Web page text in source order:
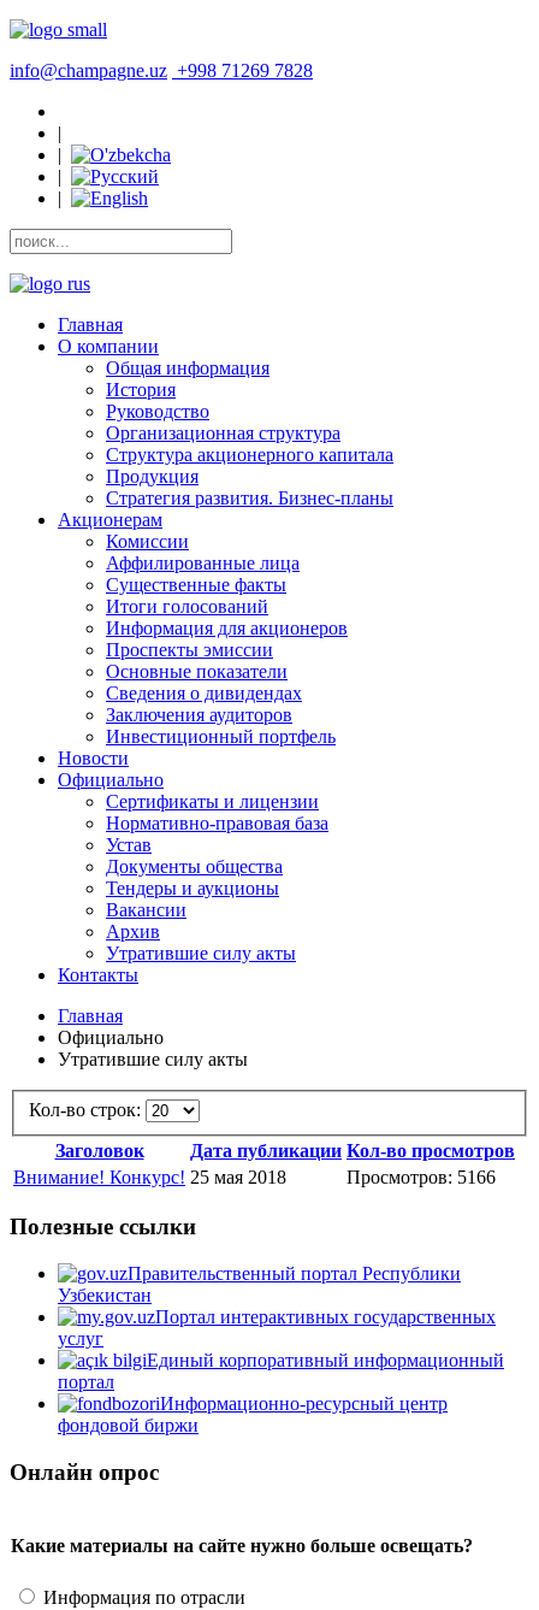
info@champagne.uz +998 71269 7828
|
|
|
|
Главная
О компании
Общая информация
История
Руководство
Организационная структура
Структура акционерного капитала
Продукция
Стратегия развития. Бизнес-планы
Акционерам
Комиссии
Аффилированные лица
Существенные факты
Итоги голосований
Информация для акционеров
Проспекты эмиссии
Основные показатели
Сведения о дивидендах
Заключения аудиторов
Инвестиционный портфель
Новости
Официально
Сертификаты и лицензии
Нормативно-правовая база
Устав
Документы общества
Тендеры и аукционы
Вакансии
Архив
Утратившие силу акты
Контакты
Главная
Официально
Утратившие силу акты
Кол-во строк:
Заголовок
Дата публикации Кол-во просмотров
Внимание! Конкурс! 25 мая 2018 Просмотров: 5166
Полезные ссылки
Правительственный портал Республики
Узбекистан
Портал интерактивных государственных
услуг
Единый корпоративный информационный
портал
Информационно-ресурсный центр
фондовой биржи
Онлайн опрос
Какие материалы на сайте нужно больше освещать?
Информация по отрасли